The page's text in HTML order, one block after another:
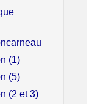
(1)
(5)
(2 et 3)